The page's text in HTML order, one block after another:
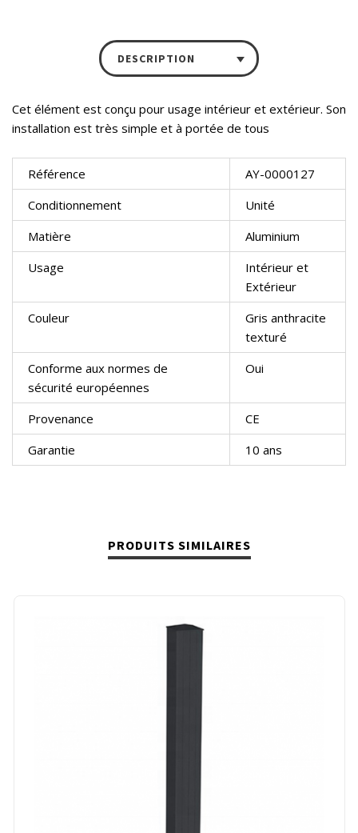
DESCRIPTION
Cet élément est conçu pour usage intérieur et extérieur. Son
installation est très simple et à portée de tous
Référence
AY-0000127
Conditionnement
Unité
Matière
Aluminium
Usage
Intérieur et
Extérieur
Couleur
Gris anthracite
texturé
Conforme aux normes de
sécurité européennes
Oui
Provenance
CE
Garantie
10 ans
PRODUITS SIMILAIRES